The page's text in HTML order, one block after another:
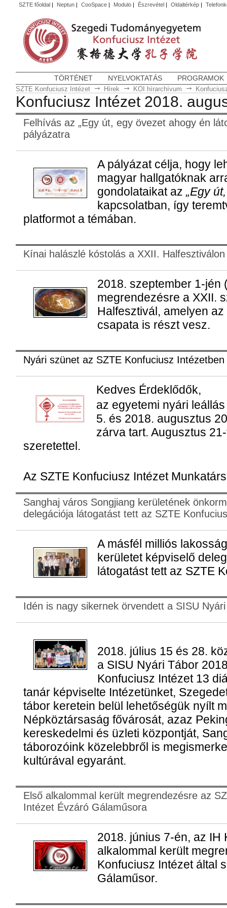
SZTE főoldal| Neptun| CooSpace| Modulo| Észrevétel| Oldaltérkép|
TÖRTÉNET NYELVOKTATÁS PROGRAMOK
SZTE Konfuciusz Intézet Hírek KOI hírarchívum
Konfuciusz Intézet 2018.
Felhívás az „Egy út, egy övezet ahogy én
pályázatra
A pályázat célja, hogy
magyar hallgatóknak
gondolataikat az „Egy
kapcsolatban, így
platformot a témában.
Kínai halászlé kóstolás a XXII. Halfesztiválon
2018. szeptember 1-jén
megrendezésre a XXII.
Halfesztivál, amelyen
csapata is részt vesz.
Nyári szünet az SZTE Konfuciusz Intézetben
Kedves Érdeklődők,
az egyetemi nyári
5. és 2018. augusztus
zárva tart. Augusztus
szeretettel.
Az SZTE Konfuciusz Intézet
Sanghaj város Songjiang kerületének
delegációja látogatást tett az SZTE
A másfél milliós
kerületet képviselő
látogatást tett az SZTE
Idén is nagy sikernek örvendett a SISU
2018. július 15 és 28.
a SISU Nyári Tábor
Konfuciusz Intézet 13
tanár képviselte Intézetünket,
tábor keretein belül lehetőségük nyílt
Népköztársaság fővárosát, azaz
kereskedelmi és üzleti központját,
táborozóink közelebbről is
kultúrával egyaránt.
Első alkalommal került megrendezésre az
Intézet Évzáró Gálaműsora
2018. június 7-én, az IH
alkalommal került
Konfuciusz Intézet által
Gálaműsor.